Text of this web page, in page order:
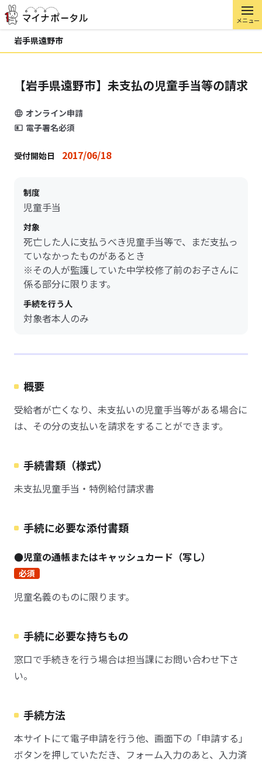
メニュー
岩手県遠野市
【岩手県遠野市】未支払の児童手当等の請求
オンライン申請
電子署名必須
受付開始日 2017/06/18
制度
児童手当
対象
死亡した人に支払うべき児童手当等で、まだ支払っ
ていなかったものがあるとき
※その人が監護していた中学校修了前のお子さんに
係る部分に限ります。
手続を行う人
対象者本人のみ
概要
受給者が亡くなり、未支払いの児童手当等がある場合に
は、その分の支払いを請求をすることができます。
手続書類（様式）
未支払児童手当・特例給付請求書
手続に必要な添付書類
●児童の通帳またはキャッシュカード（写し）
必須
児童名義のものに限ります。
手続に必要な持ちもの
窓口で手続きを行う場合は担当課にお問い合わせ下さ
い。
手続方法
本サイトにて電子申請を行う他、画面下の「申請する」
ボタンを押していただき、フォーム入力のあと、入力済